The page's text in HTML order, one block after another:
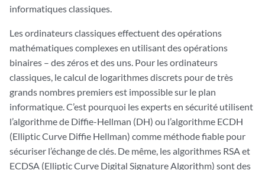
informatiques classiques.
Les ordinateurs classiques effectuent des opérations
mathématiques complexes en utilisant des opérations
binaires – des zéros et des uns. Pour les ordinateurs
classiques, le calcul de logarithmes discrets pour de très
grands nombres premiers est impossible sur le plan
informatique. C’est pourquoi les experts en sécurité utilisent
l’algorithme de Diffie-Hellman (DH) ou l’algorithme ECDH
(Elliptic Curve Diffie Hellman) comme méthode fiable pour
sécuriser l’échange de clés. De même, les algorithmes RSA et
ECDSA (Elliptic Curve Digital Signature Algorithm) sont des